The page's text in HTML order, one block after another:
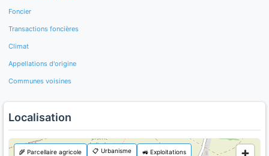
Foncier
Transactions foncières
Climat
Appellations d'origine
Communes voisines
Localisation
🌾 Parcellaire agricole 📋 Urbanisme 🚜 Exploitations